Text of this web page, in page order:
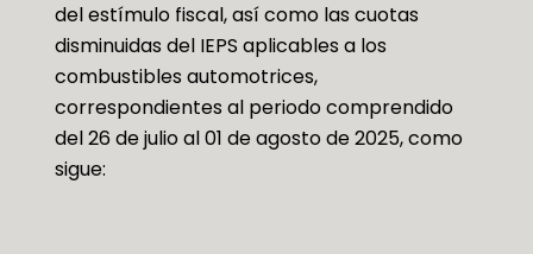
del estímulo fiscal, así como las cuotas
disminuidas del IEPS aplicables a los
combustibles automotrices,
correspondientes al periodo comprendido
del 26 de julio al 01 de agosto de 2025, como
sigue: